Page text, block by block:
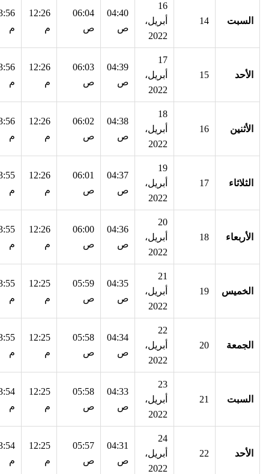
السبت 14
16
أبريل،
2022
04:40
ص
06:04
ص
12:26
م
م
الأحد 15
17
أبريل،
2022
04:39
ص
06:03
ص
12:26
م
م
الأثنين 16
18
أبريل،
2022
04:38
ص
06:02
ص
12:26
م
م
الثلاثاء 17
19
أبريل،
2022
04:37
ص
06:01
ص
12:26
م
م
الأربعاء 18
20
أبريل،
2022
04:36
ص
06:00
ص
12:26
م
م
الخميس 19
21
أبريل،
2022
04:35
ص
05:59
ص
12:25
م
م
الجمعة 20
22
أبريل،
2022
04:34
ص
05:58
ص
12:25
م
م
السبت 21
23
أبريل،
2022
04:33
ص
05:58
ص
12:25
م
م
الأحد 22
24
أبريل،
2022
04:31
ص
05:57
ص
12:25
م
م